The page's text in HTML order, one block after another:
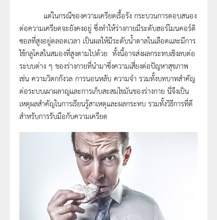
แต่ในกรณีของความเครียดเรื้อรัง กระบวนการตอบสนอง
ต่อความเครียดจะยังคงอยู่ ซึ่งทำให้ร่างกายมีระดับฮอร์โมนคอร์ติ
ซอลที่สูงอยู่ตลอดเวลา เป็นผลให้มีระดับน้ำตาลในเลือดและมีการ
ใช้กลูโคสในสมองที่สูงตามไปด้วย ทั้งนี้อาจส่งผลกระทบเชิงลบต่อ
ระบบต่าง ๆ ของร่างกายที่นำมาซึ่งความเสี่ยงต่อปัญหาสุขภาพ
เช่น ความวิตกกังวล การนอนหลับ ความจำ รวมทั้งบทบาทสำคัญ
ต่อระบบเผาผลาญและการเก็บสะสมไขมันของร่างกาย นี่จึงเป็น
เหตุผลสำคัญในการเรียนรู้สาเหตุและผลกระทบ รวมทั้งวิธีการที่ดี
สำหรับการรับมือกับความเครียด